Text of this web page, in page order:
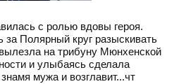
с ролью вдовы героя.
за Полярный круг разыскивать
на трибуну Мюнхенской
и улыбаясь сделала
мужа и возглавит...чт